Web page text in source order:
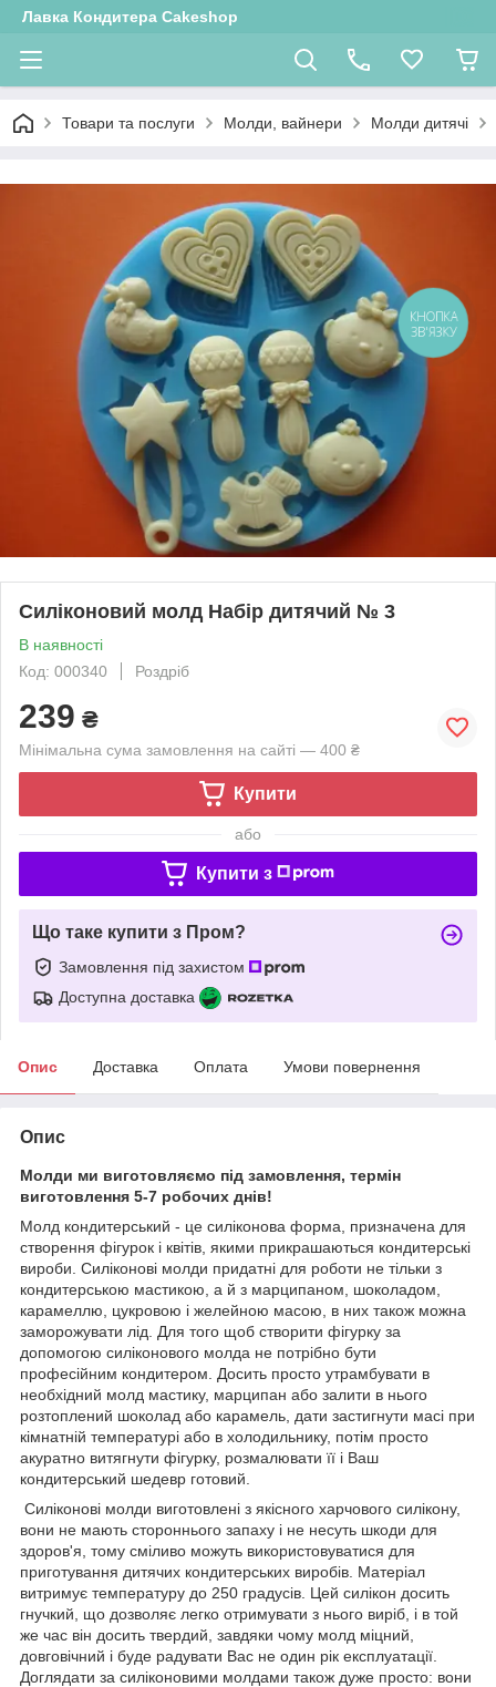
Лавка Кондитера Cakeshop
Товари та послуги Молди, вайнери Молди дитячі
Силіконовий молд Набір дитячий № 3
В наявності
Код: 000340
Роздріб
239 ₴
Мінімальна сума замовлення на сайті — 400 ₴
Купити
або
Купити з
Що таке купити з Пром?
Замовлення під захистом
Доступна доставка
Опис Доставка Оплата Умови повернення
Опис
Молди ми виготовляємо під замовлення, термін
виготовлення 5-7 робочих днів!
Молд кондитерський - це силіконова форма, призначена для
створення фігурок і квітів, якими прикрашаються кондитерські
вироби. Силіконові молди придатні для роботи не тільки з
кондитерською мастикою, а й з марципаном, шоколадом,
карамеллю, цукровою і желейною масою, в них також можна
заморожувати лід. Для того щоб створити фігурку за
допомогою силіконового молда не потрібно бути
професійним кондитером. Досить просто утрамбувати в
необхідний молд мастику, марципан або залити в нього
розтоплений шоколад або карамель, дати застигнути масі при
кімнатній температурі або в холодильнику, потім просто
акуратно витягнути фігурку, розмалювати її і Ваш
кондитерський шедевр готовий.
Силіконові молди виготовлені з якісного харчового силікону,
вони не мають стороннього запаху і не несуть шкоди для
здоров'я, тому сміливо можуть використовуватися для
приготування дитячих кондитерських виробів. Матеріал
витримує температуру до 250 градусів. Цей силікон досить
гнучкий, що дозволяє легко отримувати з нього виріб, і в той
же час він досить твердий, завдяки чому молд міцний,
довговічний і буде радувати Вас не один рік експлуатації.
Доглядати за силіконовими молдами також дуже просто: вони
КНОПКА
ЗВ'ЯЗКУ